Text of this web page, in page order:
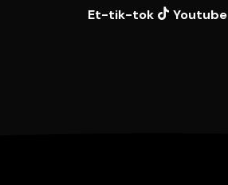
Et-tik-tok Youtube